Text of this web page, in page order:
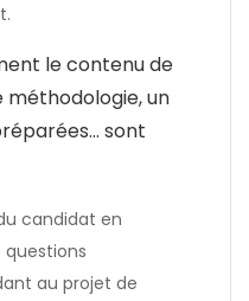
le contenu de
méthodologie, un
sont
candidat en
au projet de